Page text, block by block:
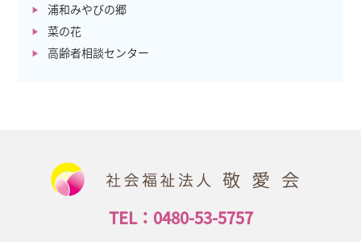
浦和みやびの郷
菜の花
高齢者相談センター
TEL：0480-53-5757